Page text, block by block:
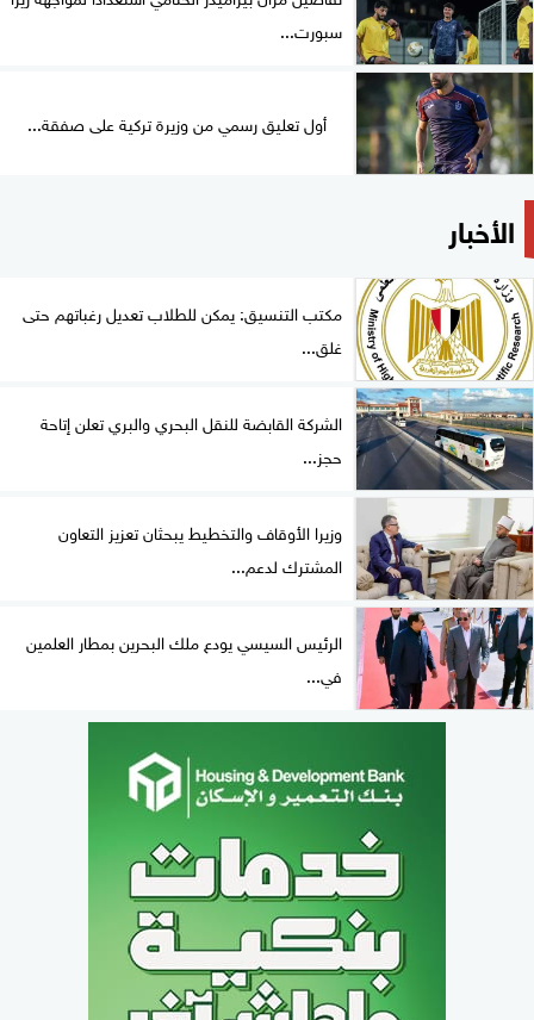
سبورت...
أول تعليق رسمي من وزيرة تركية على صفقة...
الأخبار
مكتب التنسيق: يمكن للطلاب تعديل رغباتهم حتى
غلق...
الشركة القابضة للنقل البحري والبري تعلن إتاحة
حجز...
وزيرا الأوقاف والتخطيط يبحثان تعزيز التعاون
المشترك لدعم...
الرئيس السيسي يودع ملك البحرين بمطار العلمين
في...